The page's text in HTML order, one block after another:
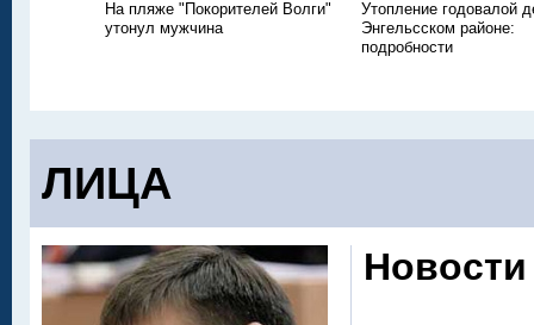
На пляже "Покорителей Волги"
утонул мужчина
Утопление годовалой
Энгельсском районе:
подробности
ЛИЦА
Новости